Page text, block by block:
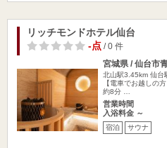
リッチモンドホテル仙台
-点/ 0 件
宮城県 / 仙台市
北山駅3.45km 仙台
【電車でお越しの
約8分 …
営業時間
入浴料金 ～
宿泊 サウナ